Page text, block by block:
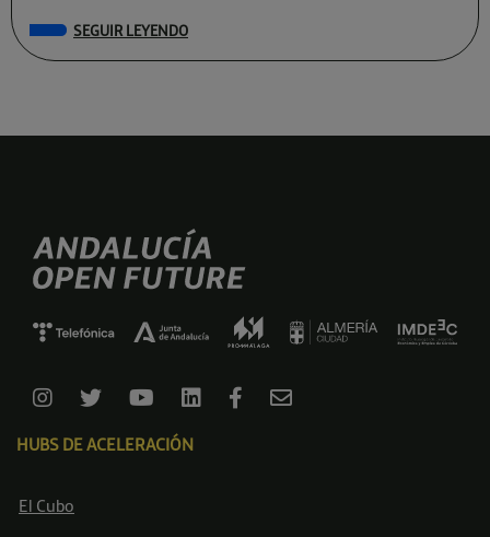
SEGUIR LEYENDO
HUBS DE ACELERACIÓN
El Cubo